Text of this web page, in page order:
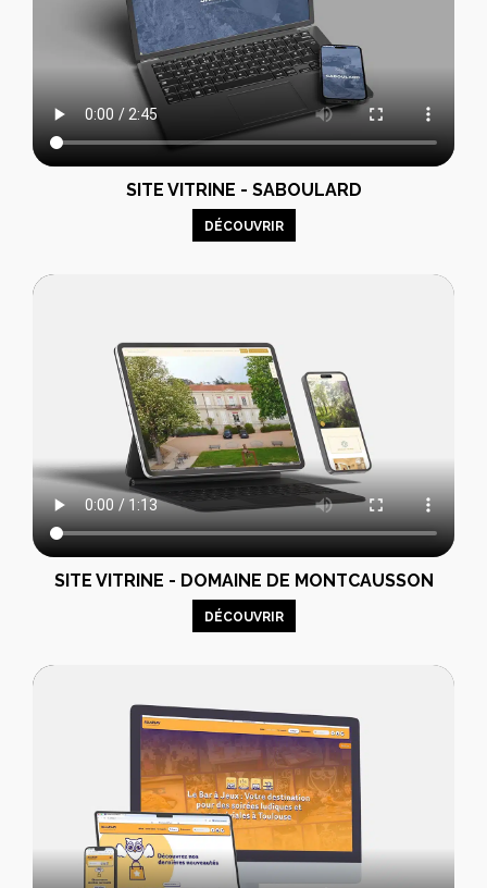
SITE VITRINE - SABOULARD
DÉCOUVRIR
SITE VITRINE - DOMAINE DE MONTCAUSSON
DÉCOUVRIR